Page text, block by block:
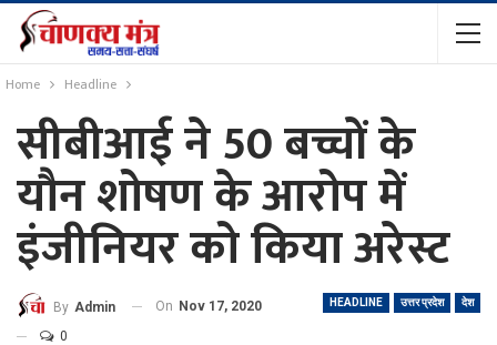
Home Headline
सीबीआई ने 50 बच्चों के
यौन शोषण के आरोप में
इंजीनियर को किया अरेस्ट
HEADLINE उत्तर प्रदेश देश
By Admin On Nov 17, 2020
0